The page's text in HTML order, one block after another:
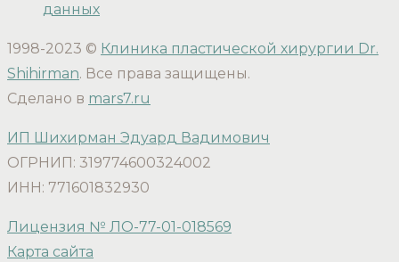
данных
1998-2023 © Клиника пластической хирургии Dr.
Shihirman. Все права защищены.
Сделано в mars7.ru
ИП Шихирман Эдуард Вадимович
ОГРНИП: 319774600324002
ИНН: 771601832930
Лицензия № ЛО-77-01-018569
Карта сайта